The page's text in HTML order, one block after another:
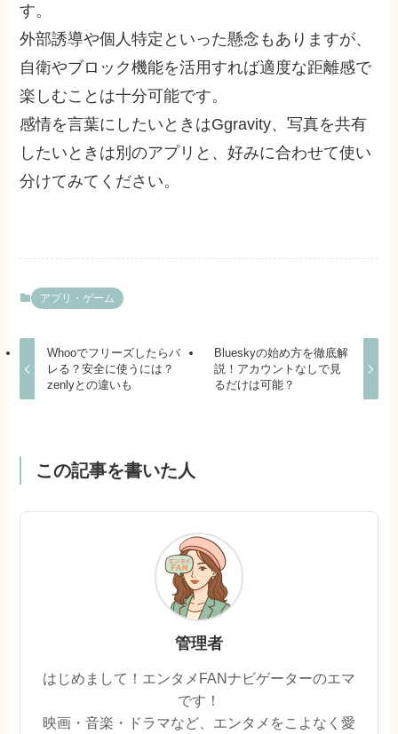
す。
外部誘導や個人特定といった懸念もありますが、
自衛やブロック機能を活用すれば適度な距離感で
楽しむことは十分可能です。
感情を言葉にしたいときはGgravity、写真を共有
したいときは別のアプリと、好みに合わせて使い
分けてみてください。
アプリ・ゲーム
Whooでフリーズしたらバ
レる？安全に使うには？
zenlyとの違いも
Blueskyの始め方を徹底解
説！アカウントなしで見
るだけは可能？
この記事を書いた人
管理者
はじめまして！エンタメFANナビゲーターのエマ
です！
映画・音楽・ドラマなど、エンタメをこよなく愛